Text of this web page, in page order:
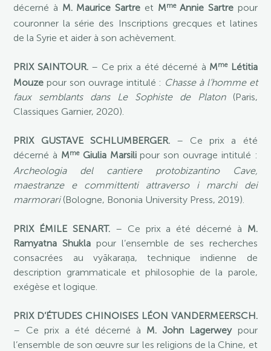
décerné à M. Maurice Sartre et MmeAnnie Sartrepour
couronner la série des Inscriptions grecques et latines
de la Syrie et aider à son achèvement.
PRIX SAINTOUR.– Ce prix a été décerné à MmeLétitia
Mouze pour son ouvrage intitulé : Chasse à l’homme et
faux semblants dans Le Sophiste de Platon(Paris,
Classiques Garnier, 2020).
PRIX GUSTAVE SCHLUMBERGER.– Ce prix a été
décerné à MmeGiulia Marsilipour son ouvrage intitulé :
Archeologia del cantiere protobizantino Cave,
maestranze e committenti attraverso i marchi dei
marmorari(Bologne, Bononia University Press, 2019).
PRIX ÉMILE SENART. – Ce prix a été décerné à M.
Ramyatna Shukla pour l’ensemble de ses recherches
consacrées au vyākaraṇa, technique indienne de
description grammaticale et philosophie de la parole,
exégèse et logique.
PRIX D’ÉTUDES CHINOISES LÉON VANDERMEERSCH.
– Ce prix a été décerné à M. John Lagerweypour
l’ensemble de son œuvre sur les religions de la Chine, et